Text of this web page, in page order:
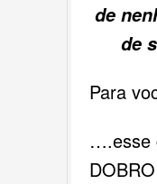
de
de
Para
….esse